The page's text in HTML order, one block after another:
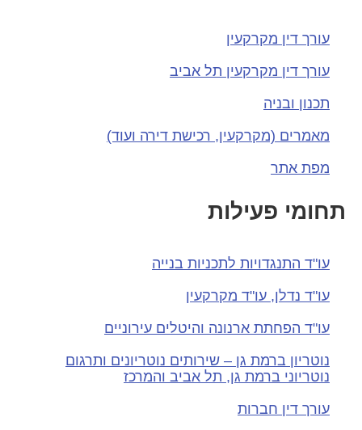
עורך דין מקרקעין
עורך דין מקרקעין תל אביב
תכנון ובניה
מאמרים (מקרקעין, רכישת דירה ועוד)
מפת אתר
פעילות
עו"ד התנגדויות לתכניות בנייה
עו"ד נדלן, עו"ד מקרקעין
עו"ד הפחתת ארנונה והיטלים עירוניים
נוטריון ברמת גן – שירותים נוטריונים ותרגום
נוטריוני ברמת גן, תל אביב והמרכז
עורך דין חברות